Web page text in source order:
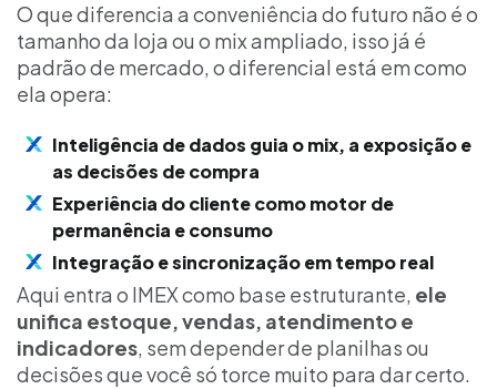
O que diferencia a conveniência do futuro não é o
tamanho da loja ou o mix ampliado, isso já é
padrão de mercado, o diferencial está em como
ela opera:
Inteligência de dados guia o mix, a exposição e
as decisões de compra
Experiência do cliente como motor de
permanência e consumo
Integração e sincronização em tempo real
Aqui entra o IMEX como base estruturante, ele
unifica estoque, vendas, atendimento e
indicadores, sem depender de planilhas ou
decisões que você só torce muito para dar certo.